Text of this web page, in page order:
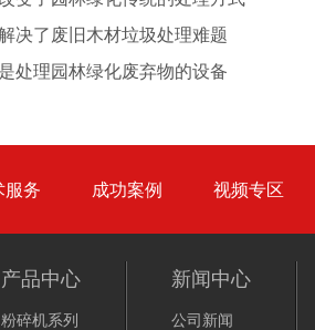
粉碎机 废旧轮胎胶粉设备...
决了废旧木材垃圾处理难题
处理园林绿化废弃物的设备
服务 成功案例 视频专区
产品中心
粉碎机系列
新闻中心
公司新闻